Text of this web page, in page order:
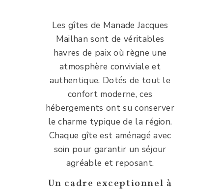
Les gîtes de Manade Jacques
Mailhan sont de véritables
havres de paix où règne une
atmosphère conviviale et
authentique. Dotés de tout le
confort moderne, ces
hébergements ont su conserver
le charme typique de la région.
Chaque gîte est aménagé avec
soin pour garantir un séjour
agréable et reposant.
Un cadre exceptionnel à